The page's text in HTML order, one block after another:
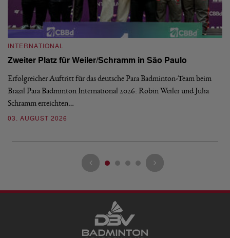
INTERNATIONAL
Zweiter Platz für Weiler/Schramm in São Paulo
Erfolgreicher Auftritt für das deutsche Para Badminton-Team beim
Brazil Para Badminton International 2026: Robin Weiler und Julia
Schramm erreichten…
03. AUGUST 2026